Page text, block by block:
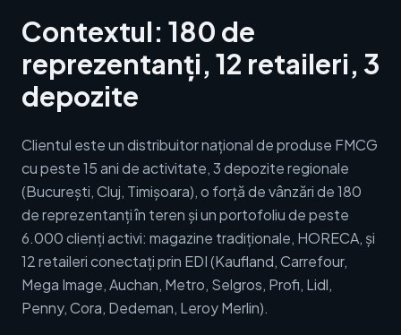
Contextul: 180 de
reprezentanți, 12 retaileri, 3
depozite
Clientul este un distribuitor național de produse FMCG
cu peste 15 ani de activitate, 3 depozite regionale
(București, Cluj, Timișoara), o forță de vânzări de 180
de reprezentanți în teren și un portofoliu de peste
6.000 clienți activi: magazine tradiționale, HORECA, și
12 retaileri conectați prin EDI (Kaufland, Carrefour,
Mega Image, Auchan, Metro, Selgros, Profi, Lidl,
Penny, Cora, Dedeman, Leroy Merlin).